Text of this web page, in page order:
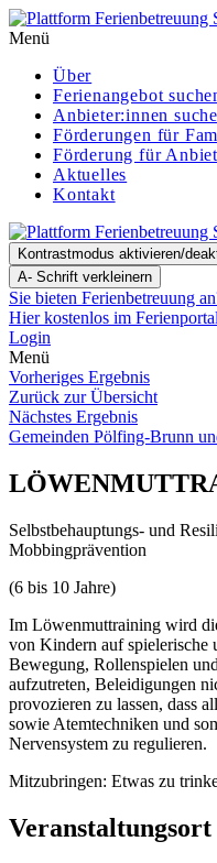
Menü
Über
Ferienangebot
Anbieter:innen
För­de­run­gen für
Förderung für
Aktuelles
Kontakt
Kontrastmodus aktivieren/
A- Schrift verkleinern
Sie bieten Ferienbetreuung
Hier kostenlos im
Login
Menü
Vorheriges Ergebnis
Zurück zur Übersicht
Nächstes Ergebnis
Gemeinden Pölfing-Brunn
Selbstbehauptungs- und
Mobbingprävention
(6 bis 10 Jahre)
Im Löwenmuttraining wird
von Kindern auf
Bewegung, Rollenspielen
aufzutreten, Beleidigungen
provozieren zu lassen, dass
sowie Atemtechniken und
Nervensystem zu regulieren.
Mitzubringen: Etwas zu
Veranstaltungsort